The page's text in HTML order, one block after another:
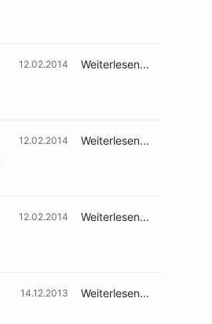
12.02.2014 Weiterlesen...
12.02.2014 Weiterlesen...
12.02.2014 Weiterlesen...
14.12.2013 Weiterlesen...